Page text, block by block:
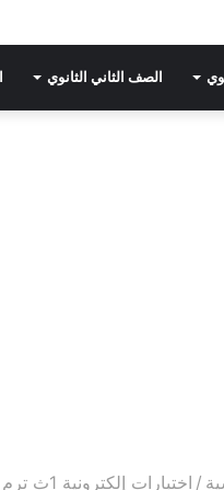
الصف الثاني الثانوي
/ اختبارات إلكترونية 1ث ترم أول